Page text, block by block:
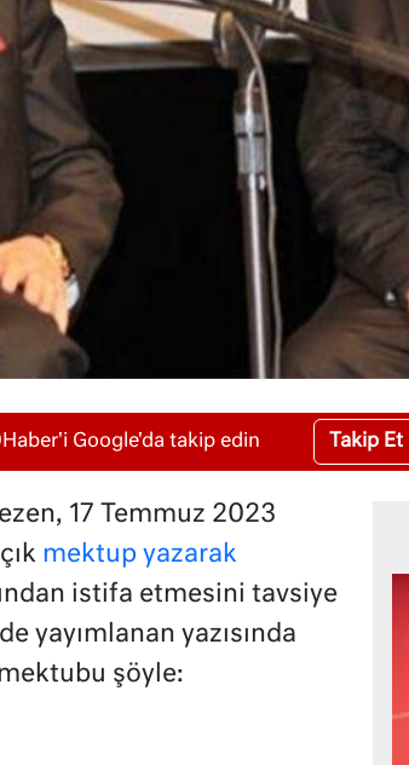
Google'da takip edin Takip Et
17 Temmuz 2023
mektup yazarak
istifa etmesini tavsiye
yayımlanan yazısında
şöyle: